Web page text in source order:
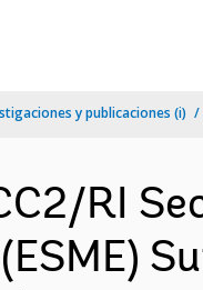
y publicaciones (i)
RI